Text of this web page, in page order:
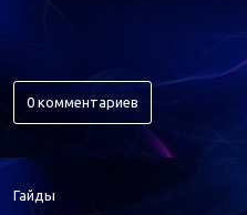
0 комментариев
Гайды